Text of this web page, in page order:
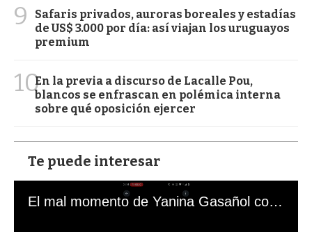
9
Safaris privados, auroras boreales y estadías
de US$ 3.000 por día: así viajan los uruguayos
premium
10En la previa a discurso de Lacalle Pou,
blancos se enfrascan en polémica interna
sobre qué oposición ejercer
Te puede interesar
El mal momento de Yanina Gasañol con un hincha argentino en "Subrayado"